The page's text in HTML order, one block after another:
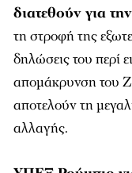
διατεθούν για
τη στροφή της
δηλώσεις του περί
απομάκρυνση του
αποτελούν τη
αλλαγής.